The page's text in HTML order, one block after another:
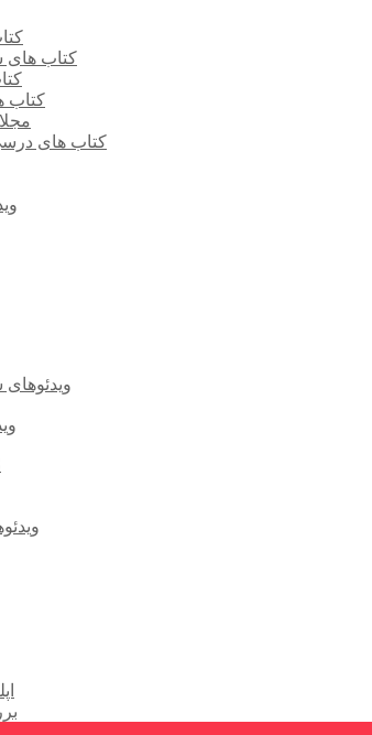
کتاب های
کتاب
کتاب های